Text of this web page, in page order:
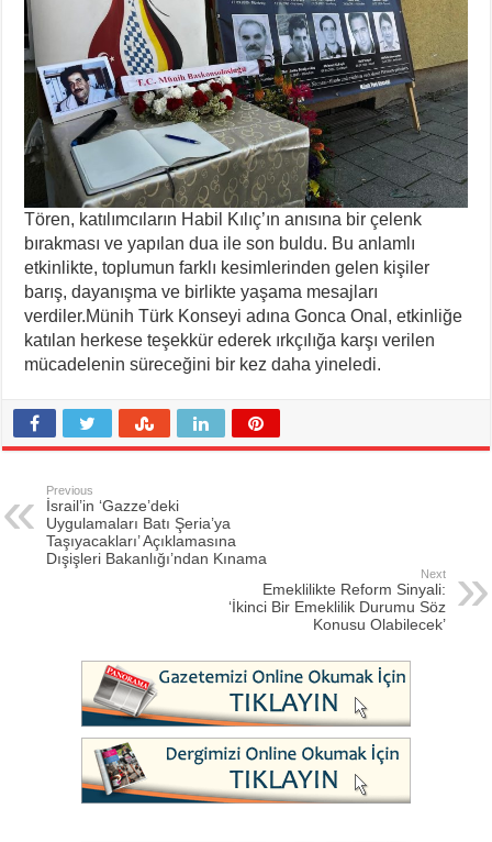
Tören, katılımcıların Habil Kılıç’ın anısına bir çelenk
bırakması ve yapılan dua ile son buldu. Bu anlamlı
etkinlikte, toplumun farklı kesimlerinden gelen kişiler
barış, dayanışma ve birlikte yaşama mesajları
verdiler.Münih Türk Konseyi adına Gonca Onal, etkinliğe
katılan herkese teşekkür ederek ırkçılığa karşı verilen
mücadelenin süreceğini bir kez daha yineledi.
Previous
İsrail’in ‘Gazze’deki
Uygulamaları Batı Şeria’ya
Taşıyacakları’ Açıklamasına
Dışişleri Bakanlığı’ndan Kınama
Next
Emeklilikte Reform Sinyali:
‘İkinci Bir Emeklilik Durumu Söz
Konusu Olabilecek’